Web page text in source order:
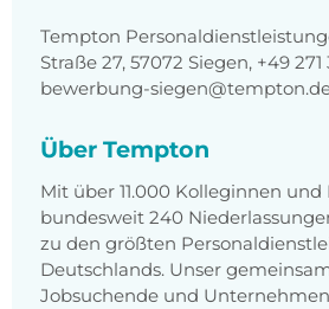
Tempton
Straße 27, 57072 Siegen, +49 271
bewerbung-
Über Tempton
Mit über 11.000 Kolleginnen und
bundesweit 240
zu den größten
Deutschlands. Unser
Jobsuchende und